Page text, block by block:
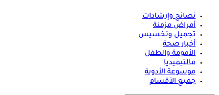
نصائح وإرشادات
أمراض مزمنة
تجميل وتخسيس
أخبار صحة
الأمومة والطفل
مالتيميديا
موسوعة الأدوية
جميع الأقسام